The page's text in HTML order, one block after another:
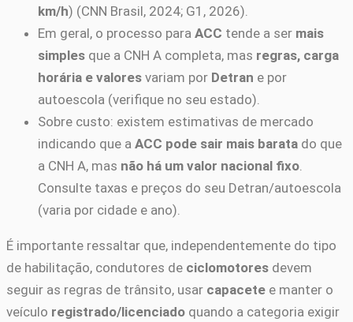
km/h) (CNN Brasil, 2024; G1, 2026).
Em geral, o processo para ACC tende a ser mais
simples que a CNH A completa, mas regras, carga
horária e valores variam por Detran e por
autoescola (verifique no seu estado).
Sobre custo: existem estimativas de mercado
indicando que a ACC pode sair mais barata do que
a CNH A, mas não há um valor nacional fixo
Consulte taxas e preços do seu Detran/autoescola
(varia por cidade e ano).
É importante ressaltar que, independentemente do tipo
de habilitação, condutores de ciclomotores devem
seguir as regras de trânsito, usar capacete e manter o
veículo registrado/licenciado quando a categoria exigir